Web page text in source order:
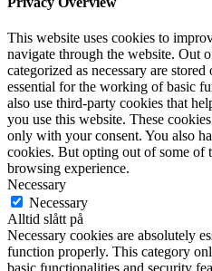
This website uses cookies to
navigate through the website. Out
categorized as necessary are
essential for the working of basic
also use third-party cookies that
you use this website. These
only with your consent. You also
cookies. But opting out of some of
browsing experience.
Necessary
Necessary
Alltid slått på
Necessary cookies are absolutely
function properly. This category